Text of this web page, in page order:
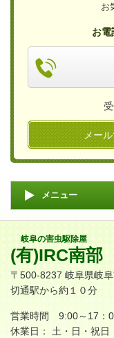
お
お電
メー
メニュー
岐阜の害虫駆除屋
(有)IRC南部
〒500-8237 岐阜県岐
切通駅から約１０分
営業時間 9:00～17：
休業日： 土・日・祝日